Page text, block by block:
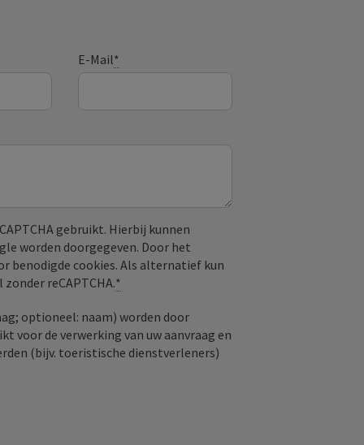
E-Mail*
gebruikt. Hierbij kunnen
worden doorgegeven. Door het
benodigde cookies. Als alternatief kun
reCAPTCHA.*
optioneel: naam) worden door
voor de verwerking van uw aanvraag en
(bijv. toeristische dienstverleners)